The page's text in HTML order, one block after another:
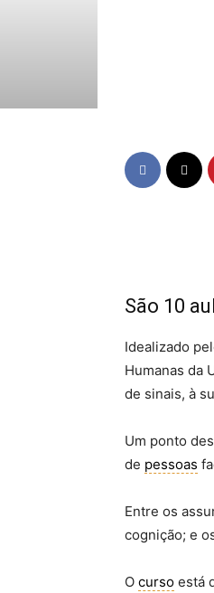
São 10
Idealizado
Humanas da
de sinais, à
Um ponto
de pessoas
Entre os
cognição; e
O curso está